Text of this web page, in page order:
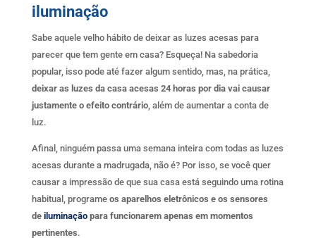
iluminação
Sabe aquele velho hábito de deixar as luzes acesas para
parecer que tem gente em casa? Esqueça! Na sabedoria
popular, isso pode até fazer algum sentido, mas, na prática,
deixar as luzes da casa acesas 24 horas por dia vai causar
justamente o efeito contrário, além de aumentar a conta de
luz.
Afinal, ninguém passa uma semana inteira com todas as luzes
acesas durante a madrugada, não é? Por isso, se você quer
causar a impressão de que sua casa está seguindo uma rotina
habitual, programe os aparelhos eletrônicos e os sensores
de iluminaçãopara funcionarem apenas em momentos
pertinentes.